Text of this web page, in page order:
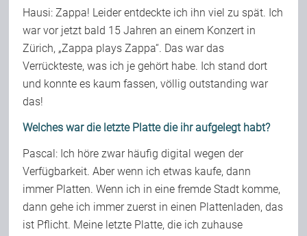
Hausi: Zappa! Leider entdeckte ich ihn viel zu spät. Ich
war vor jetzt bald 15 Jahren an einem Konzert in
Zürich, „Zappa plays Zappa“. Das war das
Verrückteste, was ich je gehört habe. Ich stand dort
und konnte es kaum fassen, völlig outstanding war
das!
Welches war die letzte Platte die ihr aufgelegt habt?
Pascal: Ich höre zwar häufig digital wegen der
Verfügbarkeit. Aber wenn ich etwas kaufe, dann
immer Platten. Wenn ich in eine fremde Stadt komme,
dann gehe ich immer zuerst in einen Plattenladen, das
ist Pflicht. Meine letzte Platte, die ich zuhause